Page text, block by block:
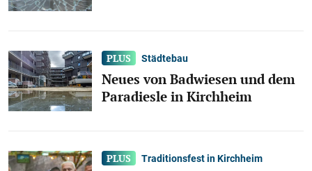
Städtebau
Neues von Badwiesen und dem
Paradiesle in Kirchheim
Traditionsfest in Kirchheim